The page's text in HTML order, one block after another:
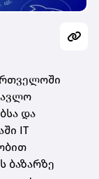
და
IT
ბაზარზე